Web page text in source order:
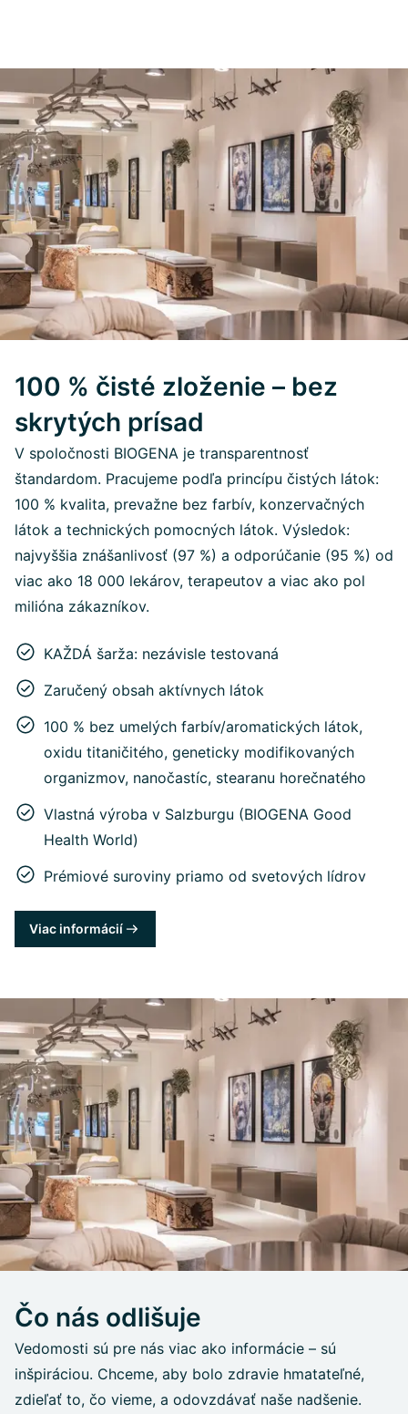
100 % čisté zloženie – bez
skrytých prísad
V spoločnosti BIOGENA je transparentnosť
štandardom. Pracujeme podľa princípu čistých látok:
100 % kvalita, prevažne bez farbív, konzervačných
látok a technických pomocných látok. Výsledok:
najvyššia znášanlivosť (97 %) a odporúčanie (95 %) od
viac ako 18 000 lekárov, terapeutov a viac ako pol
milióna zákazníkov.
KAŽDÁ šarža: nezávisle testovaná
Zaručený obsah aktívnych látok
100 % bez umelých farbív/aromatických látok,
oxidu titaničitého, geneticky modifikovaných
organizmov, nanočastíc, stearanu horečnatého
Vlastná výroba v Salzburgu (BIOGENA Good
Health World)
Prémiové suroviny priamo od svetových lídrov
Viac informácií
Čo nás odlišuje
Vedomosti sú pre nás viac ako informácie – sú
inšpiráciou. Chceme, aby bolo zdravie hmatateľné,
zdieľať to, čo vieme, a odovzdávať naše nadšenie.